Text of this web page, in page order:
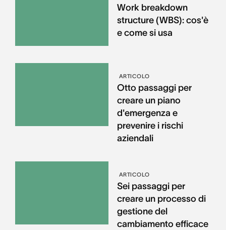
Work breakdown
structure (WBS): cos'è
e come si usa
ARTICOLO
Otto passaggi per
creare un piano
d'emergenza e
prevenire i rischi
aziendali
ARTICOLO
Sei passaggi per
creare un processo di
gestione del
cambiamento efficace